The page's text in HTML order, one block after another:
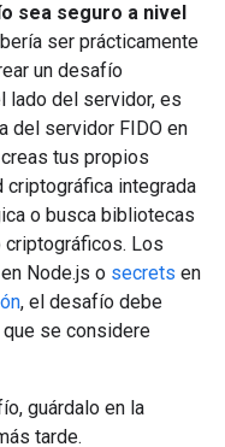
sea seguro a nivel
ser prácticamente
un desafío
lado del servidor, es
del servidor FIDO en
tus propios
integrada
o busca bibliotecas
criptográficos. Los
en Node.js o secrets en
, el desafío debe
se considere
guárdalo en la
tarde.